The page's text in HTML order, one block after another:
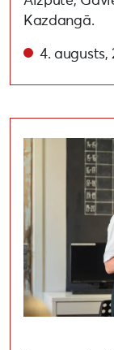
Kazdangā.
4. augusts,